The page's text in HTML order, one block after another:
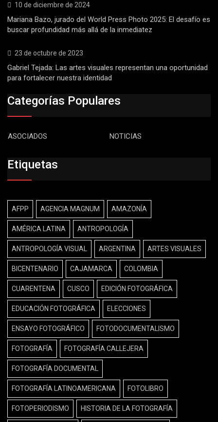
10 de diciembre de 2024
Mariana Bazo, jurado del World Press Photo 2025: El desafío es
buscar profundidad más allá de la inmediatez
23 de octubre de 2023
Gabriel Tejada: Las artes visuales representan una oportunidad
para fortalecer nuestra identidad
Categorías Populares
ASOCIADOS NOTICIAS
Etiquetas
AFPP AGENCIA MAGNUM AMAZONÍA
AMÉRICA LATINA ANTROPOLOGÍA
ANTROPOLOGÍA VISUAL ARGENTINA ARTES VISUALES
BICENTENARIO CAJAMARCA COLOMBIA
CUARENTENA CUSCO EDICIÓN FOTOGRÁFICA
EDUCACIÓN FOTOGRÁFICA ELECCIONES
ENSAYO FOTOGRÁFICO FOTODOCUMENTALISMO
FOTOGRAFÍA FOTOGRAFÍA CALLEJERA
FOTOGRAFÍA DOCUMENTAL
FOTOGRAFÍA LATINOAMERICANA FOTOLIBRO
FOTOPERIODISMO HISTORIA DE LA FOTOGRAFÍA